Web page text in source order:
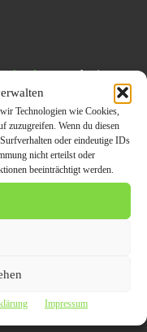
Technologien wie Cookies,
zuzugreifen. Wenn du diesen
oder eindeutige IDs
nicht erteilst oder
beeinträchtigt werden.
Impressum
war noch nie
und einem
und Nerven.